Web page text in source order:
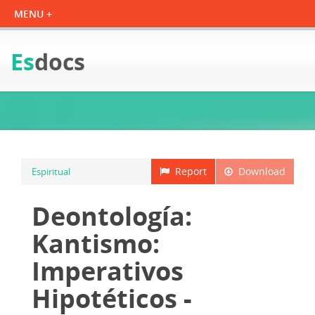
Esdocs
Download
Report
Espiritual
Deontología:
Kantismo:
Imperativos
Hipotéticos -